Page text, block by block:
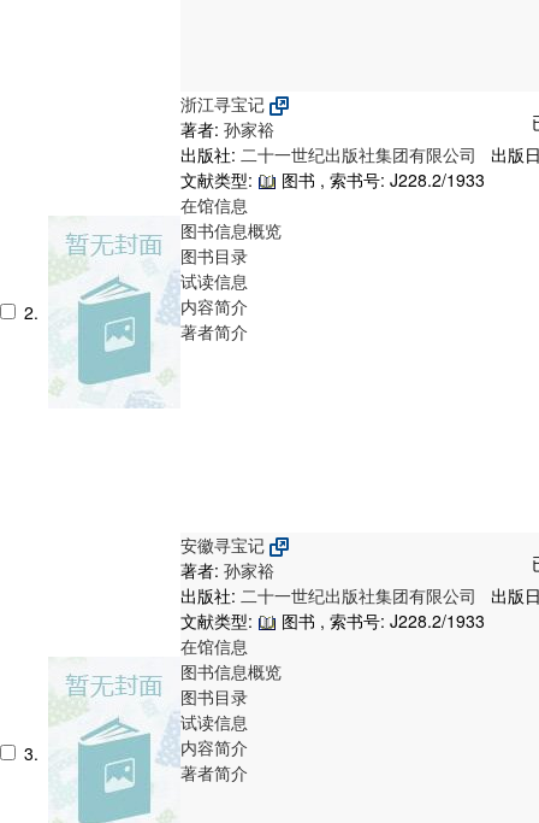
2.
浙江寻宝记
著者: 孙家裕
出版社: 二十一世纪出版社集团有限公司
出版
文献类型:
图书 , 索书号: J228.2/1933
在馆信息
图书信息概览
图书目录
试读信息
内容简介
著者简介
3.
安徽寻宝记
著者: 孙家裕
出版社: 二十一世纪出版社集团有限公司
出版
文献类型:
图书 , 索书号: J228.2/1933
在馆信息
图书信息概览
图书目录
试读信息
内容简介
著者简介